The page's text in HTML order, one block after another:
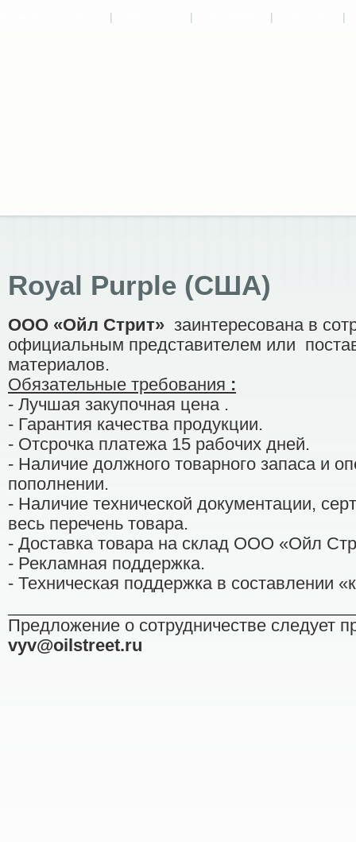
| | | |
Royal Purple (США)
ООО «Ойл Стрит» заинтересована в
официальным представителем или
материалов.
Обязательные требования :
- Лучшая закупочная цена .
- Гарантия качества продукции.
- Отсрочка платежа 15 рабочих дней.
- Наличие должного товарного запаса и
пополнении.
- Наличие технической документации,
весь перечень товара.
- Доставка товара на склад ООО «Ойл
- Рекламная поддержка.
- Техническая поддержка в составлении
Предложение о сотрудничестве следует
vyv@oilstreet.ru